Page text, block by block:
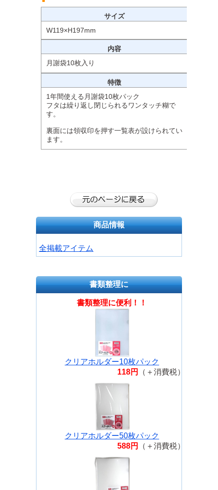
サイズ
W119×H197mm
内容
月謝袋10枚入り
特徴
1年間使える月謝袋10枚パック
フタは繰り返し閉じられるワンタッチ糊で
す。
裏面には領収印を押す一覧表が設けられてい
ます。
商品情報
全掲載アイテム
書類整理に
書類整理に便利！！
クリアホルダー10枚パック
118円
（＋消費税）
クリアホルダー50枚パック
588円
（＋消費税）